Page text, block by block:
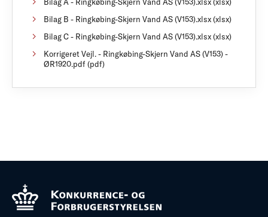
Bilag B - Ringkøbing-Skjern Vand AS (V153).xlsx (xlsx)
Bilag C - Ringkøbing-Skjern Vand AS (V153).xlsx (xlsx)
Korrigeret Vejl. - Ringkøbing-Skjern Vand AS (V153) -
ØR1920.pdf (pdf)